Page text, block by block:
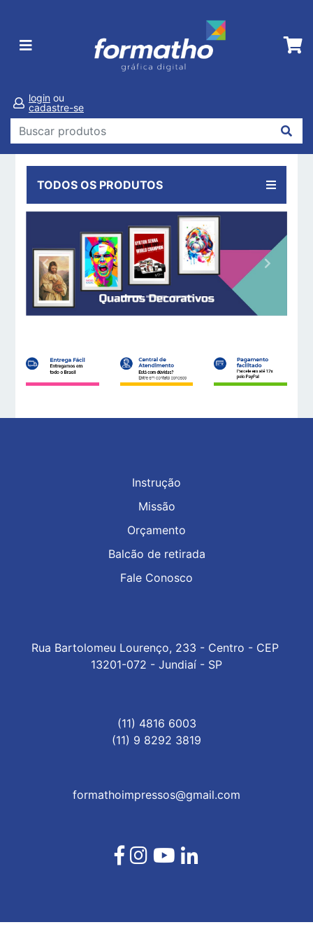
login ou
cadastre-se
TODOS OS PRODUTOS
Instrução
Missão
Orçamento
Balcão de retirada
Fale Conosco
Rua Bartolomeu Lourenço, 233 - Centro - CEP
13201-072 - Jundiaí - SP
(11) 4816 6003
(11) 9 8292 3819
formathoimpressos@gmail.com